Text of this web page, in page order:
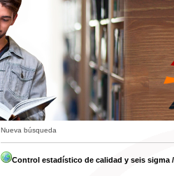
Nueva búsqueda
Control estadístico de calidad y seis sigma